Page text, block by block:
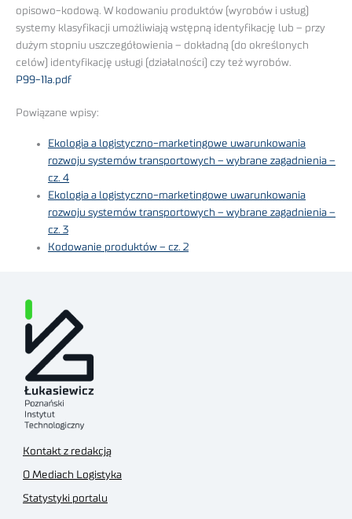
opisowo-kodową. W kodowaniu produktów (wyrobów i usług)
systemy klasyfikacji umożliwiają wstępną identyfikację lub – przy
dużym stopniu uszczegółowienia – dokładną (do określonych
celów) identyfikację usługi (działalności) czy też wyrobów.
P99-11a.pdf
Powiązane wpisy:
Ekologia a logistyczno-marketingowe uwarunkowania
rozwoju systemów transportowych – wybrane zagadnienia –
cz. 4
Ekologia a logistyczno-marketingowe uwarunkowania
rozwoju systemów transportowych – wybrane zagadnienia –
cz. 3
Kodowanie produktów – cz. 2
Kontakt z redakcją
O Mediach Logistyka
Statystyki portalu